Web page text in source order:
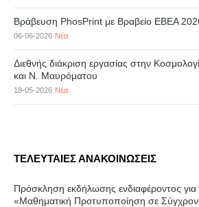
Βράβευση PhosPrint με Βραβείο ΕΒΕΑ
06-06-2026 Νέα
Διεθνής διάκριση εργασίας στην
και Ν. Μαυρόματου
18-05-2026 Νέα
ΤΕΛΕΥΤΑΙΕΣ ΑΝΑΚΟΙΝΩΣΕΙΣ
Πρόσκληση εκδήλωσης ενδιαφέροντος
«Μαθηματική Προτυποποίηση σε